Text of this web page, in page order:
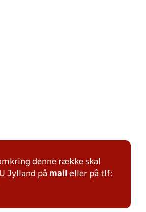
denne række skal
Jylland på mail eller på tlf: